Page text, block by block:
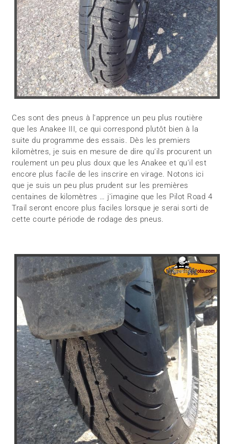
Ces sont des pneus à l'apprence un peu plus routière
que les Anakee III, ce qui correspond plutôt bien à la
suite du programme des essais. Dès les premiers
kilomètres, je suis en mesure de dire qu'ils procurent un
roulement un peu plus doux que les Anakee et qu'il est
encore plus facile de les inscrire en virage. Notons ici
que je suis un peu plus prudent sur les premières
centaines de kilomètres … j'imagine que les Pilot Road 4
Trail seront encore plus faciles lorsque je serai sorti de
cette courte période de rodage des pneus.